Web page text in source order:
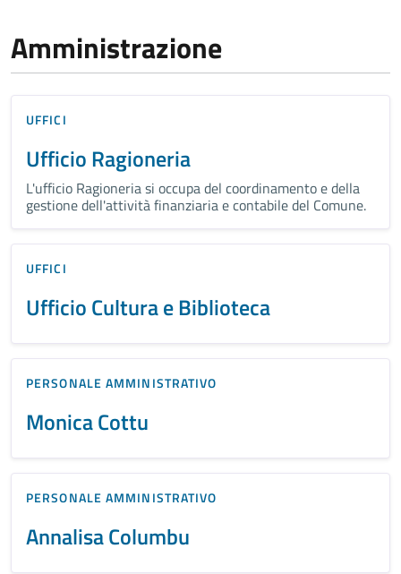
Amministrazione
UFFICI
Ufficio Ragioneria
L'ufficio Ragioneria si occupa del coordinamento e della
gestione dell'attività finanziaria e contabile del Comune.
UFFICI
Ufficio Cultura e Biblioteca
PERSONALE AMMINISTRATIVO
Monica Cottu
PERSONALE AMMINISTRATIVO
Annalisa Columbu